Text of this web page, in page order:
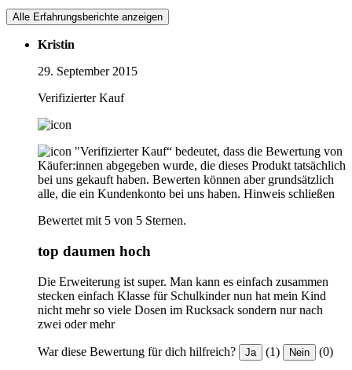
Alle Erfahrungsberichte anzeigen
Kristin
29. September 2015
Verifizierter Kauf
"Verifizierter Kauf“ bedeutet, dass die Bewertung von
Käufer:innen abgegeben wurde, die dieses Produkt tatsächlich
bei uns gekauft haben. Bewerten können aber grundsätzlich
alle, die ein Kundenkonto bei uns haben. Hinweis schließen
Bewertet mit 5 von 5 Sternen.
top daumen hoch
Die Erweiterung ist super. Man kann es einfach zusammen
stecken einfach Klasse für Schulkinder nun hat mein Kind
nicht mehr so viele Dosen im Rucksack sondern nur nach
zwei oder mehr
War diese Bewertung für dich hilfreich? Ja (1) Nein (0)